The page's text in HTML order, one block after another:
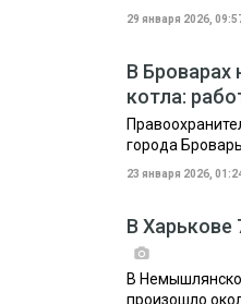
29 января 2026,
В Броварах
котла:
города
23 января 2026,
В Харькове
В
произошло